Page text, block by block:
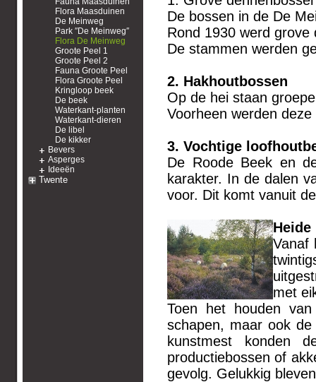
Flora Maasduinen
De Meinweg
Park ″De Meinweg″
Flora De Meinweg
Groote Peel 1
Groote Peel 2
Fauna Groote Peel
Flora Groote Peel
Kringloop beek
De beek
Waterkant-planten
Waterkant-dieren
De libel
De kikker
Bevers
Asperges
Ideeën
Twente
De bossen in de De
Rond 1930 werd grove
De stammen werden
2. Hakhoutbossen
Op de hei staan
Voorheen werden
3. Vochtige
De Roode Beek en
karakter. In de dalen
voor. Dit komt vanuit
Heide
Vanaf
met
Toen het houden
schapen, maar ook
kunstmest konden
productiebossen of
gevolg. Gelukkig